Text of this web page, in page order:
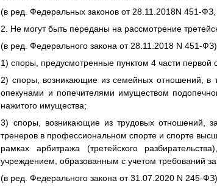
(в ред. Федеральных законов от 28.11.2018N 451-
2. Не могут быть переданы на рассмотрение
(в ред. Федерального закона от 28.11.2018 N 451-ФЗ)
1) споры, предусмотренные пунктом 4 части первой
2) споры, возникающие из семейных отношений,
опекунами и попечителями имуществом
нажитого имущества;
3) споры, возникающие из трудовых отношений,
тренеров в профессиональном спорте и спорте
рамках арбитража (третейского
учреждением, образованным с учетом требований
(в ред. Федерального закона от 31.07.2020 N 245-ФЗ)